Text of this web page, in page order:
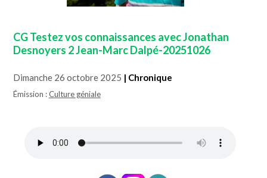
CG Testez vos connaissances avec Jonathan
Desnoyers 2 Jean-Marc Dalpé-20251026
Dimanche 26 octobre 2025 | Chronique
Émission :Culture géniale